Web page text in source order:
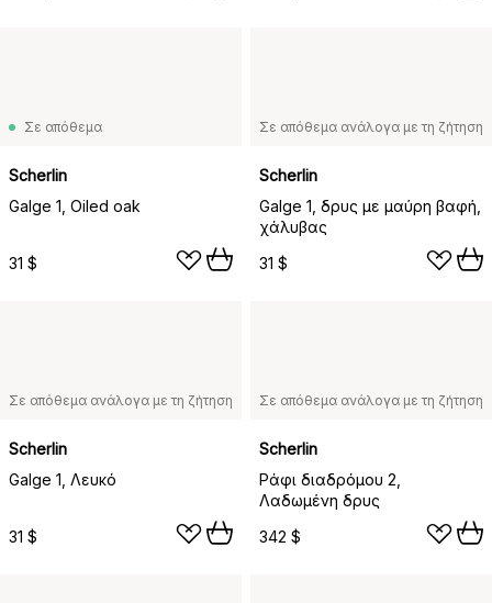
Σε απόθεμα
Scherlin
Galge 1, Oiled oak
31 $
Σε απόθεμα ανάλογα με τη ζήτηση
Scherlin
Galge 1, δρυς με μαύρη βαφή,
χάλυβας
31 $
Σε απόθεμα ανάλογα με τη ζήτηση
Scherlin
Galge 1, Λευκό
31 $
Σε απόθεμα ανάλογα με τη ζήτηση
Scherlin
Ράφι διαδρόμου 2,
Λαδωμένη δρυς
342 $